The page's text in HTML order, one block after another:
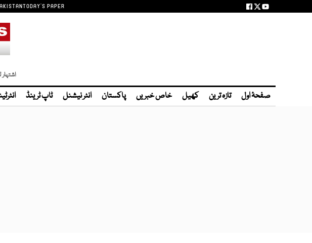
TODAY'S PAPER
صفحۂ اول تازہ ترین کھیل خاص خبریں پاکستان انٹر نیشنل ٹاپ ٹرینڈ